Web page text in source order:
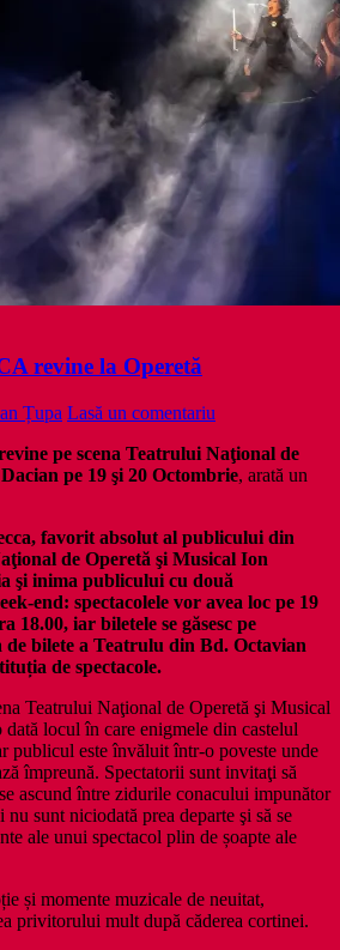
revine la Operetă
Țupa Lasă un comentariu
pe scena Teatrului Naţional de
pe 19 şi 20 Octombrie, arată un
favorit absolut al publicului din
de Operetă şi Musical Ion
şi inima publicului cu două
end: spectacolele vor avea loc pe 19
18.00, iar biletele se găsesc pe
de bilete a Teatrulu din Bd. Octavian
de spectacole.
Teatrului Naţional de Operetă şi Musical
locul în care enigmele din castelul
publicul este învăluit într-o poveste unde
împreună. Spectatorii sunt invitaţi să
ascund între zidurile conacului impunător
sunt niciodată prea departe şi să se
ale unui spectacol plin de șoapte ale
și momente muzicale de neuitat,
privitorului mult după căderea cortinei.